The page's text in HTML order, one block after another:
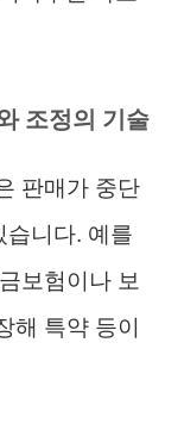
조정의 기술
판매가 중단
습니다. 예를
보험이나 보
해 특약 등이